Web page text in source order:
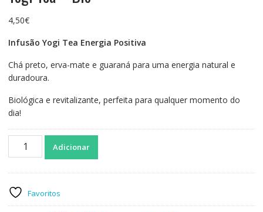
4,50€
Infusão Yogi Tea Energia Positiva
Chá preto, erva-mate e guaraná para uma energia natural e
duradoura.
Biológica e revitalizante, perfeita para qualquer momento do
dia!
Quantidade
Positiva
-
Adicionar
Favoritos